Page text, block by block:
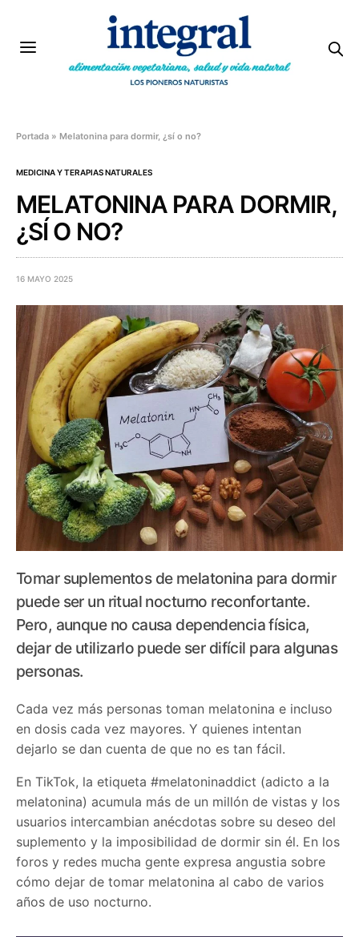
Portada » Melatonina para dormir, ¿sí o no?
MEDICINA Y TERAPIAS NATURALES
MELATONINA PARA DORMIR,
¿SÍ O NO?
16 MAYO 2025
Tomar suplementos de melatonina para dormir
puede ser un ritual nocturno reconfortante.
Pero, aunque no causa dependencia física,
dejar de utilizarlo puede ser difícil para algunas
personas.
Cada vez más personas toman melatonina e incluso
en dosis cada vez mayores. Y quienes intentan
dejarlo se dan cuenta de que no es tan fácil.
En TikTok, la etiqueta #melatoninaddict (adicto a la
melatonina) acumula más de un millón de vistas y los
usuarios intercambian anécdotas sobre su deseo del
suplemento y la imposibilidad de dormir sin él. En los
foros y redes mucha gente expresa angustia sobre
cómo dejar de tomar melatonina al cabo de varios
años de uso nocturno.